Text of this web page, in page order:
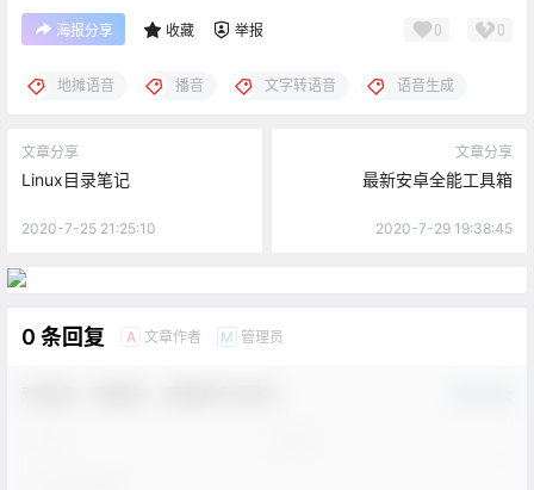
海报分享 收藏 举报 0 0
地摊语音 播音 文字转语音 语音生成
文章分享
Linux目录笔记
2020-7-25 21:25:10
文章分享
最新安卓全能工具箱
2020-7-29 19:38:45
0 条回复 A 文章作者 M 管理员